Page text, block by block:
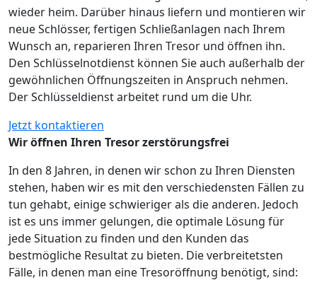
wieder heim. Darüber hinaus liefern und montieren wir
neue Schlösser, fertigen Schließanlagen nach Ihrem
Wunsch an, reparieren Ihren Tresor und öffnen ihn.
Den Schlüsselnotdienst können Sie auch außerhalb der
gewöhnlichen Öffnungszeiten in Anspruch nehmen.
Der Schlüsseldienst arbeitet rund um die Uhr.
Jetzt kontaktieren
Wir öffnen Ihren Tresor zerstörungsfrei
In den 8 Jahren, in denen wir schon zu Ihren Diensten
stehen, haben wir es mit den verschiedensten Fällen zu
tun gehabt, einige schwieriger als die anderen. Jedoch
ist es uns immer gelungen, die optimale Lösung für
jede Situation zu finden und den Kunden das
bestmögliche Resultat zu bieten. Die verbreitetsten
Fälle, in denen man eine Tresoröffnung benötigt, sind: